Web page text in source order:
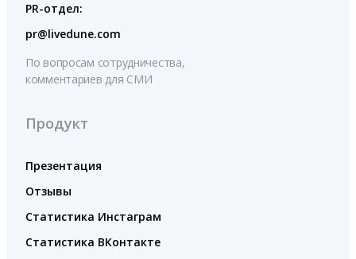
PR-отдел:
pr@livedune.com
По вопросам сотрудничества,
комментариев для СМИ
Продукт
Презентация
Отзывы
Статистика Инстаграм
Статистика ВКонтакте